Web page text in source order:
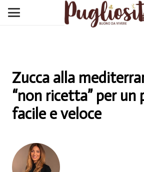
Zucca alla
“non ricetta” per
facile e veloce